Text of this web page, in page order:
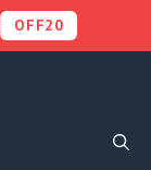
OFF20